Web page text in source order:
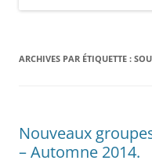
ARCHIVES PAR ÉTIQUETTE :
Nouveaux
– Automne 2014.